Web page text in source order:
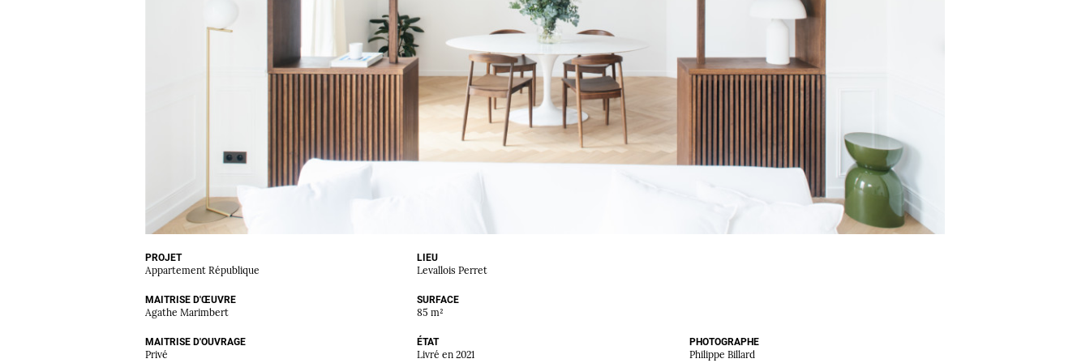
PROJET
Appartement République
LIEU
Levallois Perret
MAITRISE D'ŒUVRE
Agathe Marimbert
SURFACE
85 m­²
MAITRISE D'OUVRAGE
Privé
ÉTAT
Livré en 2021
PHOTOGRAPHE
Philippe Billard